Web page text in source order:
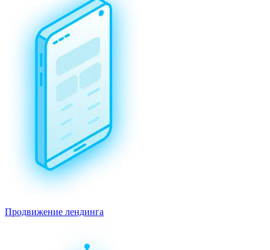
Продвижение лендинга